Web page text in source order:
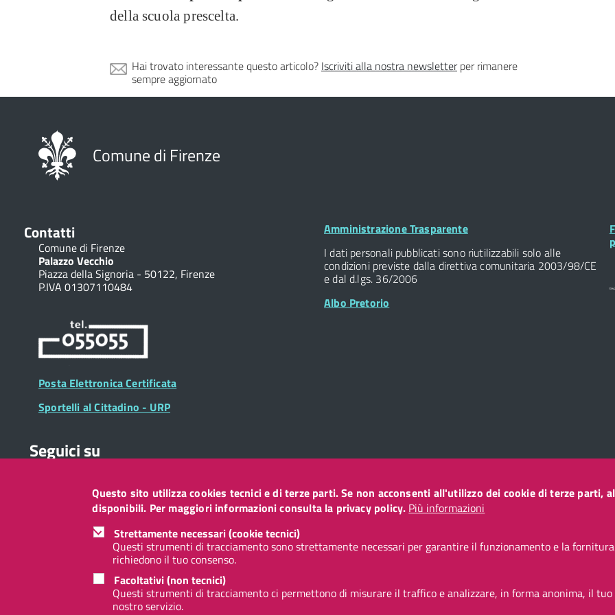
della scuola prescelta.
Hai trovato interessante questo articolo? Iscriviti alla nostra newsletterper rimanere
sempre aggiornato
Comune di Firenze
Contatti
Comune di Firenze
Palazzo Vecchio
Piazza della Signoria - 50122, Firenze
P.IVA 01307110484
Posta Elettronica Certificata
Sportelli al Cittadino - URP
Footer
Amministrazione Trasparente
I dati personali pubblicati sono riutilizzabili solo alle
condizioni previste dalla direttiva comunitaria 2003/98/CE
e dal d.lgs. 36/2006
Albo Pretorio
Seguici su
Collegamento
Facebook
Collegamento
a
Twitter
Collegamento
a
Instagram
Collegamento
a
LinkedIn
Collegamento
a
You
Tube
Collegamento
a
Telegram
Collegamento
a
Whatsapp
Redazione web Privacy Note legali
Questo sito utilizza cookies tecnici e di terze parti. Se non acconsenti all'utilizzo dei cookie di terze parti,
disponibili. Per maggiori informazioni consulta la privacy policy. Più informazioni
Strettamente necessari (cookie tecnici)
Questi strumenti di tracciamento sono strettamente necessari per garantire il funzionamento e la
richiedono il tuo consenso.
Facoltativi (non tecnici)
Questi strumenti di tracciamento ci permettono di misurare il traffico e analizzare, in forma anonima, il
nostro servizio.